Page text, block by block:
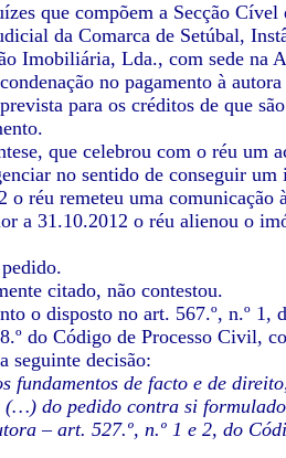
que compõem a Secção
da Comarca de Setúbal,
Imobiliária, Lda., com sede na
no pagamento à
para os créditos de que
que celebrou com o réu um
no sentido de conseguir
o réu remeteu uma comunicação
a 31.10.2012 o réu alienou o
citado, não contestou.
o disposto no art. 567.º, n.º 1,
do Código de Processo Civil,
seguinte decisão:
fundamentos de facto e de
(…) do pedido contra si
– art. 527.º, n.º 1 e 2, do